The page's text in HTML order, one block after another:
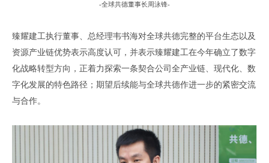
-全球共德董事长周泳锋-
臻耀建工执行董事、总经理韦书海对全球共德完整的平台生态以及
资源产业链优势表示高度认可 ， 并表示臻耀建工在今年确立了数字
化战略转型方向 ， 正着力探索一条契合公司全产业链、现代化、数
字化发展的特色路径 ； 期望后续能与全球共德作进一步的紧密交流
与合作。